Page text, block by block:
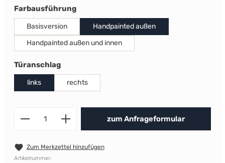
Farbausführungauswählen
Basisversion
Handpainted außen
Handpainted außen und innen
Türanschlagauswählen
links rechts
Produkt Anzahl: Gib den
zum Anfrageformular
Zum Merkzettel hinzufügen
Artikelnummer: